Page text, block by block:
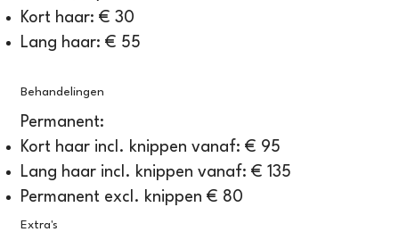
Kort haar: € 30
Lang haar: € 55
Behandelingen
Permanent:
Kort haar incl. knippen vanaf: € 95
Lang haar incl. knippen vanaf: € 135
Permanent excl. knippen € 80
Extra's